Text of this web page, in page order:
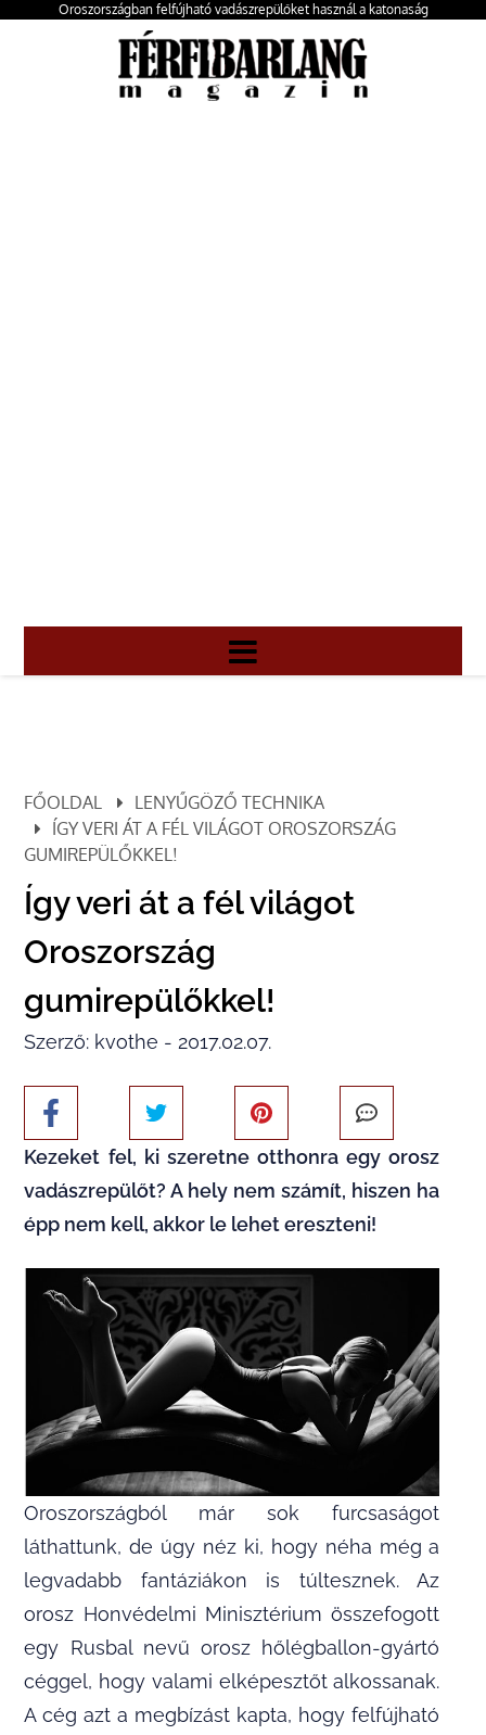
Oroszországban felfújható vadászrepülőket használ a katonaság
FŐOLDAL
LENYŰGÖZŐ TECHNIKA
ÍGY VERI ÁT A FÉL VILÁGOT OROSZORSZÁG
GUMIREPÜLŐKKEL!
Így veri át a fél világot
Oroszország
gumirepülőkkel!
Szerző: kvothe - 2017.02.07.
Kezeket fel, ki szeretne otthonra egy orosz
vadászrepülőt? A hely nem számít, hiszen ha
épp nem kell, akkor le lehet ereszteni!
Oroszországból már sok furcsaságot
láthattunk, de úgy néz ki, hogy néha még a
legvadabb fantáziákon is túltesznek. Az
orosz Honvédelmi Minisztérium összefogott
egy Rusbal nevű orosz hőlégballon-gyártó
céggel, hogy valami elképesztőt alkossanak.
A cég azt a megbízást kapta, hogy felfújható